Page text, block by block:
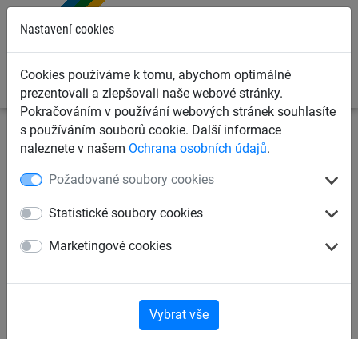
Nastavení cookies
Cookies používáme k tomu, abychom optimálně
prezentovali a zlepšovali naše webové stránky.
Pokračováním v používání webových stránek souhlasíte
s používáním souborů cookie. Další informace
naleznete v našem Ochrana osobních údajů.
Požadované soubory cookies
Statistické soubory cookies
Marketingové cookies
Vybrat vše
Dětská lanová hřiště
Šplhací sítě, žebříky, lana
Řetěz č. 6, pozinkovaný, přímo
zalisovaný